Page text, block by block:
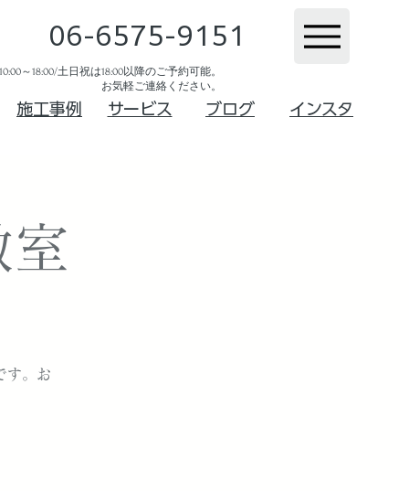
06-6575-9151
～18:00/土日祝は18:00以降のご予約可能。
お気軽ご連絡ください。​
​施工事例 サービス ブログ インスタ
室
す。お